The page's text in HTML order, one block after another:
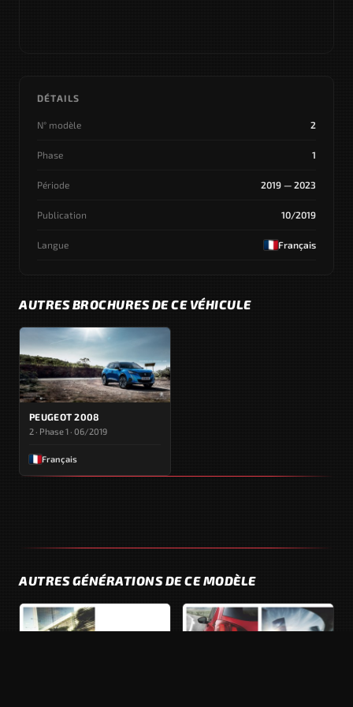
DÉTAILS
N° modèle 2
Phase 1
Période 2019 — 2023
Publication 10/2019
Langue Français
AUTRES BROCHURES DE CE VÉHICULE
PEUGEOT 2008
2 · Phase 1 · 06/2019
Français
AUTRES GÉNÉRATIONS DE CE MODÈLE